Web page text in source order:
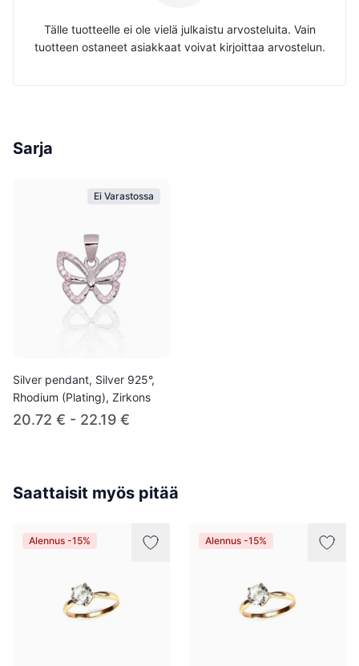
Tälle tuotteelle ei ole vielä julkaistu arvosteluita. Vain
tuotteen ostaneet asiakkaat voivat kirjoittaa arvostelun.
Sarja
Ei Varastossa
Silver pendant, Silver 925°,
Rhodium (Plating), Zirkons
20.72 € - 22.19 €
Saattaisit myös pitää
Alennus -15% Alennus -15%